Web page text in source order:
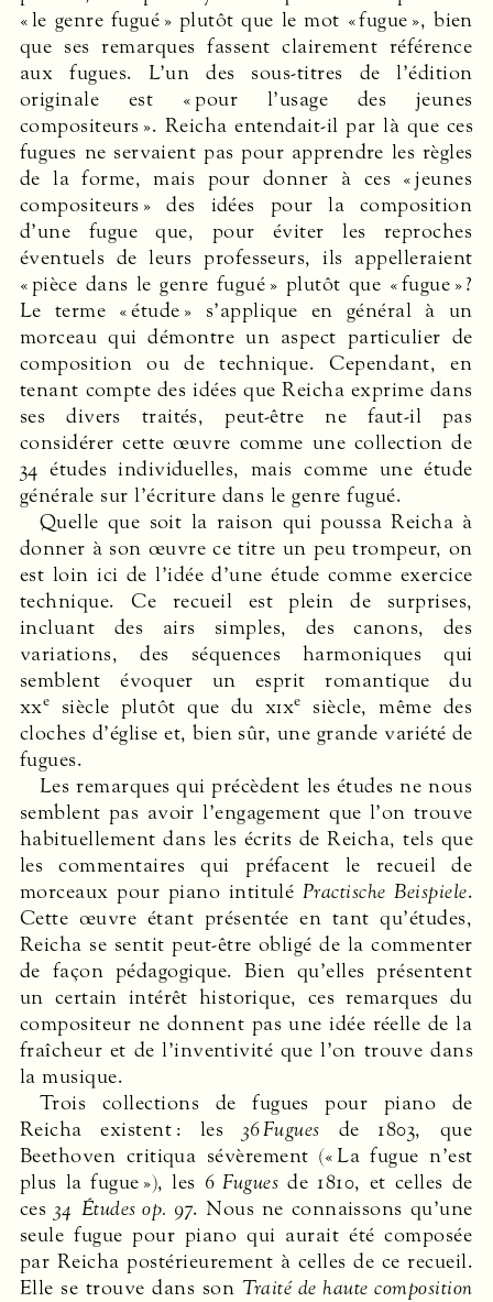
« le genre fugué » plutôt que le mot « fugue », bien
que ses remarques fassent clairement référence
aux fugues. L’un des sous-titres de l’édition
originale est « pour l’usage des jeunes
compositeurs ». Reicha entendait-il par là que ces
fugues ne servaient pas pour apprendre les règles
de la forme, mais pour donner à ces « jeunes
compositeurs » des idées pour la composition
d’une fugue que, pour éviter les reproches
éventuels de leurs professeurs, ils appelleraient
« pièce dans le genre fugué » plutôt que « fugue » ?
Le terme « étude » s’applique en général à un
morceau qui démontre un aspect particulier de
composition ou de technique. Cependant, en
tenant compte des idées que Reicha exprime dans
ses divers traités, peut-être ne faut-il pas
considérer cette œuvre comme une collection de
34 études individuelles, mais comme une étude
générale sur l’écriture dans le genre fugué.
Quelle que soit la raison qui poussa Reicha à
donner à son œuvre ce titre un peu trompeur, on
est loin ici de l’idée d’une étude comme exercice
technique. Ce recueil est plein de surprises,
incluant des airs simples, des canons, des
variations, des séquences harmoniques qui
semblent évoquer un esprit romantique du
xxe siècle plutôt que du xixe
siècle, même des
cloches d’église et, bien sûr, une grande variété de
fugues.
Les remarques qui précèdent les études ne nous
semblent pas avoir l’engagement que l’on trouve
habituellement dans les écrits de Reicha, tels que
les commentaires qui préfacent le recueil de
morceaux pour piano intitulé Practische Beispiele.
Cette œuvre étant présentée en tant qu’études,
Reicha se sentit peut-être obligé de la commenter
de façon pédagogique. Bien qu’elles présentent
un certain intérêt historique, ces remarques du
compositeur ne donnent pas une idée réelle de la
fraîcheur et de l’inventivité que l’on trouve dans
la musique.
Trois collections de fugues pour piano de
Reicha existent : les 36 Fugues de 1803, que
Beethoven critiqua sévèrement (« La fugue n’est
plus la fugue »), les 6 Fugues de 1810, et celles de
ces 34 Études op. 97. Nous ne connaissons qu’une
seule fugue pour piano qui aurait été composée
par Reicha postérieurement à celles de ce recueil.
Elle se trouve dans son Traité de haute composition